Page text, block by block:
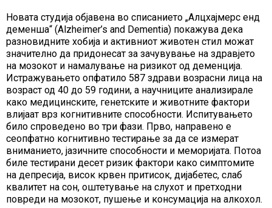
Новата студија објавена во списанието „Алцхајмерс енд
деменша“ (Alzheimer’s and Dementia) покажува дека
разновидните хобија и активниот животен стил можат
значително да придонесат за зачувување на здравјето
на мозокот и намалување на ризикот од деменција.
Истражувањето опфатило 587 здрави возрасни лица на
возраст од 40 до 59 години, а научниците анализирале
како медицинските, генетските и животните фактори
влијаат врз когнитивните способности. Испитувањето
било спроведено во три фази. Прво, направено е
сеопфатно когнитивно тестирање за да се измерат
вниманието, јазичните способности и меморијата. Потоа
биле тестирани десет ризик фактори како симптомите
на депресија, висок крвен притисок, дијабетес, слаб
квалитет на сон, оштетување на слухот и претходни
повреди на мозокот, пушење и консумација на алкохол.